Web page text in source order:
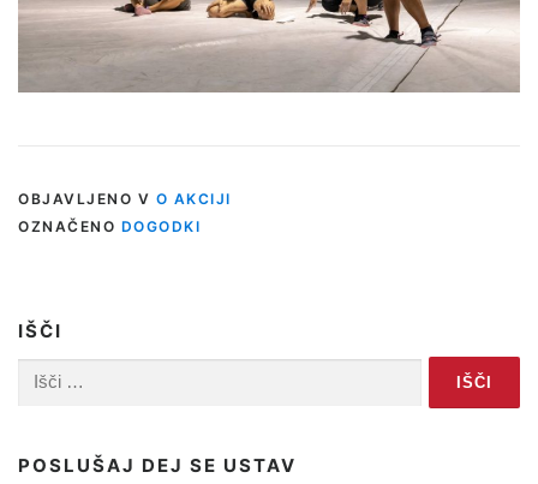
OBJAVLJENO V O AKCIJI
OZNAČENO DOGODKI
IŠČI
Išči:
POSLUŠAJ DEJ SE USTAV